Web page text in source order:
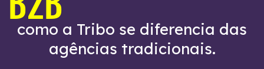
como a Tribo se diferencia das
agências tradicionais.